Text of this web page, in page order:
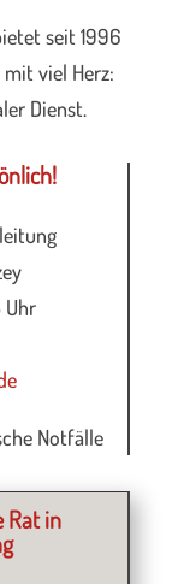
seit 1996
viel Herz:
Dienst.
Uhr
Notfälle
Rat in